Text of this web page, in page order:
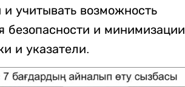
учитывать возможность
безопасности и минимизации
и указатели.